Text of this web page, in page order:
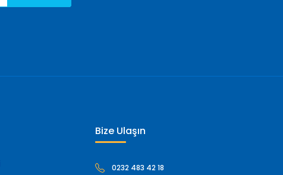
Bize Ulaşın
0232 483 42 18